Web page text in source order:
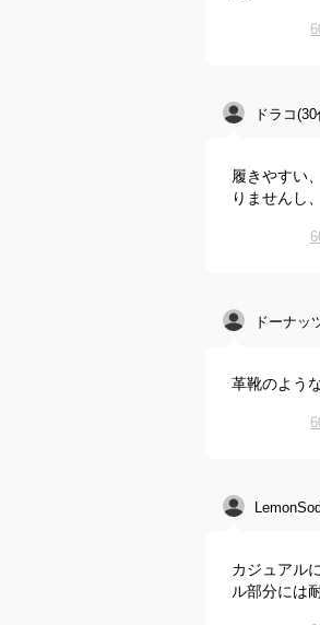
ドラコ
履きやすい
りませんし
ドーナッ
革靴のよう
カジュアル
ル部分には